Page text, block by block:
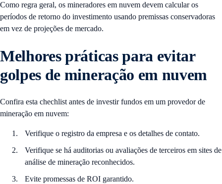
Como regra geral, os mineradores em nuvem devem calcular os
períodos de retorno do investimento usando premissas conservadoras
em vez de projeções de mercado.
Melhores práticas para evitar
golpes de mineração em nuvem
Confira esta chechlist antes de investir fundos em um provedor de
mineração em nuvem:
Verifique o registro da empresa e os detalhes de contato.
Verifique se há auditorias ou avaliações de terceiros em sites de
análise de mineração reconhecidos.
Evite promessas de ROI garantido.